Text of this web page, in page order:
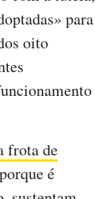
para
oito
frota de
é